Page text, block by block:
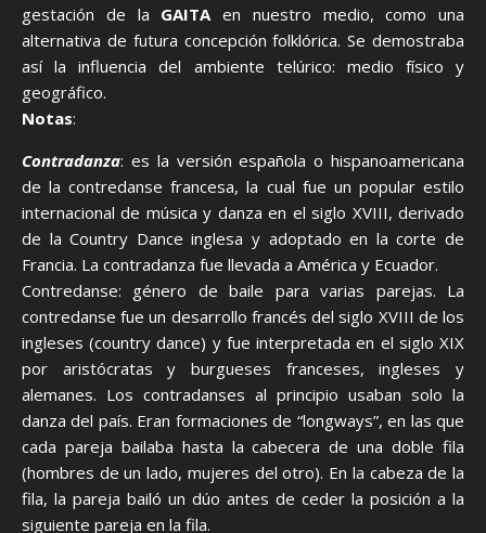
gestación de la GAITAen nuestro medio, como una
alternativa de futura concepción folklórica. Se demostraba
así la influencia del ambiente telúrico: medio físico y
geográfico.
Notas:
Contradanza: es la versión española o hispanoamericana
de la contredanse francesa, la cual fue un popular estilo
internacional de música y danza en el siglo XVIII, derivado
de la Country Dance inglesa y adoptado en la corte de
Francia. La contradanza fue llevada a América y Ecuador.
Contredanse: género de baile para varias parejas. La
contredanse fue un desarrollo francés del siglo XVIII de los
ingleses (country dance) y fue interpretada en el siglo XIX
por aristócratas y burgueses franceses, ingleses y
alemanes. Los contradanses al principio usaban solo la
danza del país. Eran formaciones de “longways”, en las que
cada pareja bailaba hasta la cabecera de una doble fila
(hombres de un lado, mujeres del otro). En la cabeza de la
fila, la pareja bailó un dúo antes de ceder la posición a la
siguiente pareja en la fila.